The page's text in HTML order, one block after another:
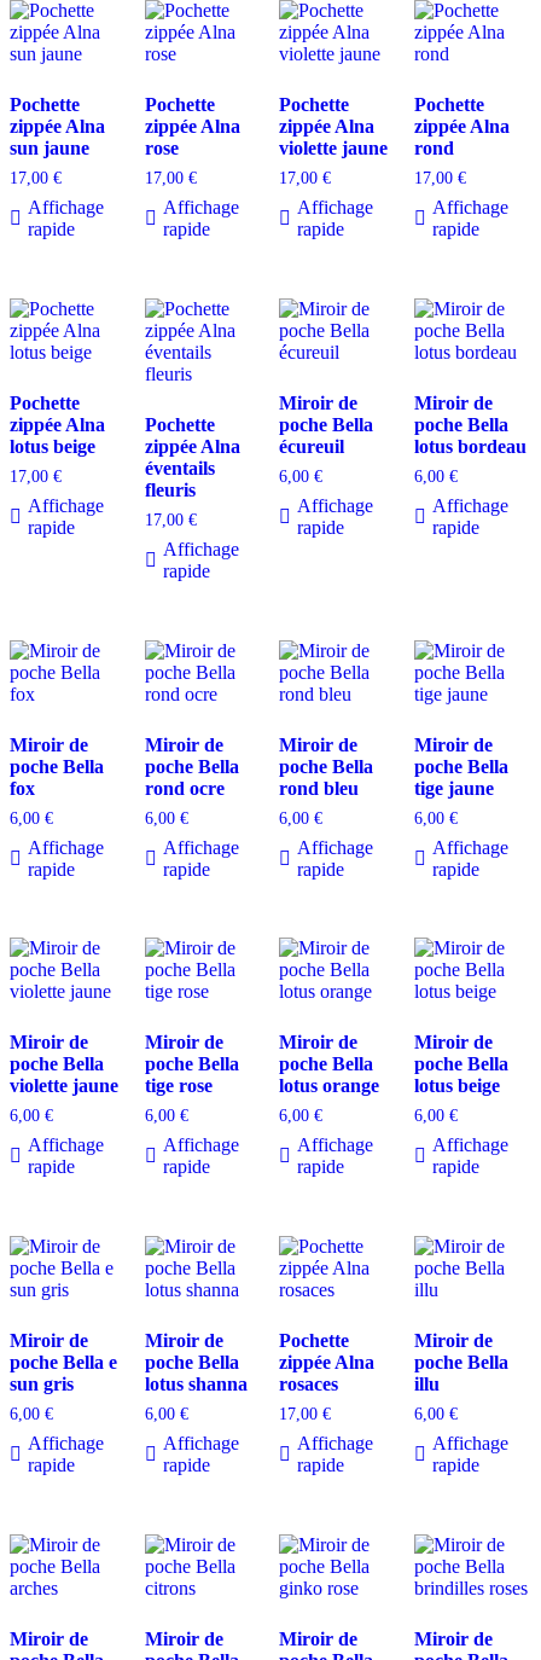
Pochette
zippée Alna
sun jaune
17,00 €
Affichage
rapide
Pochette
zippée Alna
rose
17,00 €
Affichage
rapide
Pochette
zippée Alna
violette jaune
17,00€
Affichage
rapide
Pochette
zippée Alna
rond
17,00 €
Affichage
rapide
Pochette
zippée Alna
lotus beige
17,00 €
Affichage
rapide
Pochette
zippée Alna
éventails
fleuris
17,00 €
Affichage
rapide
Miroir de
poche Bella
écureuil
6,00€
Affichage
rapide
Miroir de
poche Bella
lotus bordeau
6,00 €
Affichage
rapide
Miroir de
poche Bella
fox
6,00 €
Affichage
rapide
Miroir de
poche Bella
rond ocre
6,00 €
Affichage
rapide
Miroir de
poche Bella
rond bleu
6,00€
Affichage
rapide
Miroir de
poche Bella
tige jaune
6,00 €
Affichage
rapide
Miroir de
poche Bella
violette jaune
6,00 €
Affichage
rapide
Miroir de
poche Bella
tige rose
6,00 €
Affichage
rapide
Miroir de
poche Bella
lotus orange
6,00€
Affichage
rapide
Miroir de
poche Bella
lotus beige
6,00 €
Affichage
rapide
Miroir de
poche Bella e
sun gris
6,00 €
Affichage
rapide
Miroir de
poche Bella
lotus shanna
6,00 €
Affichage
rapide
Pochette
zippée Alna
rosaces
17,00€
Affichage
rapide
Miroir de
poche Bella
illu
6,00 €
Affichage
rapide
Miroir de
Miroir de
Miroir de
Miroir de